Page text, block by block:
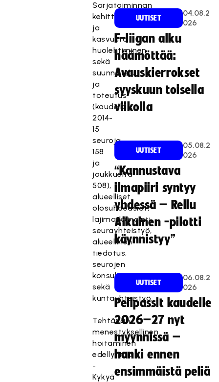
Sarjatoiminnan
kehittäminen
ja
kasvusta
huolehtiminen
sekä
suunnittelu
ja
toteutus
(kaudella
2014-
15
seuroja
158
ja
joukkueita
508),
alueelliset
olosuhdeasiat,
lajimarkkinointi,
seurayhteistyö,
alueellinen
tiedotus,
seurojen
konsultointi
sekä
kuntayhteistyö.
Tehtävän
menestyksellinen
hoitaminen
edellyttää:
-
Kykyä
UUTISET
04.08.2
026
F-liigan alku
häämöttää:
Avauskierrokset
syyskuun toisella
viikolla
UUTISET
05.08.2
026
“Kannustava
ilmapiiri syntyy
yhdessä – Reilu
Aikuinen -pilotti
käynnistyy”
UUTISET
06.08.2
026
Pelipassit kaudelle
2026–27 nyt
myynnissä –
hanki ennen
ensimmäistä peliä